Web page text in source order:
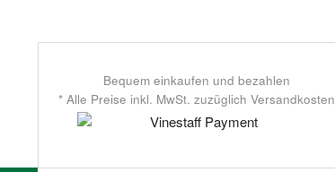
Bequem einkaufen und bezahlen
* Alle Preise inkl. MwSt. zuzüglich Versandkosten